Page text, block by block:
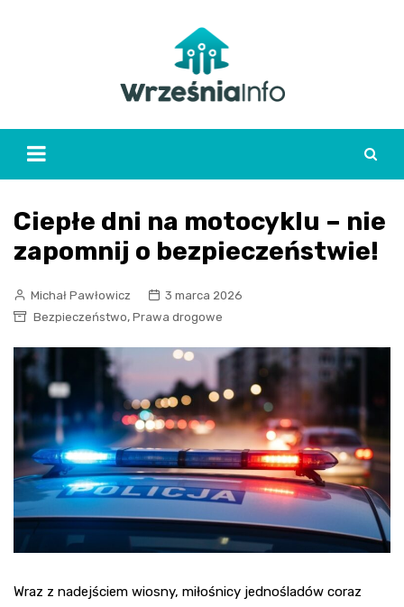
Ciepłe dni na motocyklu – nie
zapomnij o bezpieczeństwie!
Michał Pawłowicz
3 marca 2026
Bezpieczeństwo, Prawa drogowe
Wraz z nadejściem wiosny, miłośnicy jednośladów coraz